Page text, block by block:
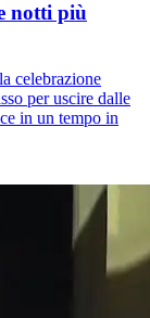
notti più
celebrazione
per uscire dalle
in un tempo in